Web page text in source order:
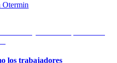
Otermin
los trabajadores